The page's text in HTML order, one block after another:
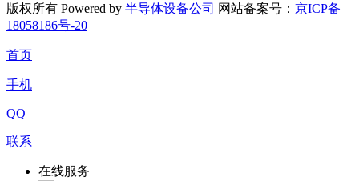
版权所有 Powered by 半导体设备公司 网站备案号： 京ICP备
18058186号-20
首页
手机
QQ
联系
在线服务